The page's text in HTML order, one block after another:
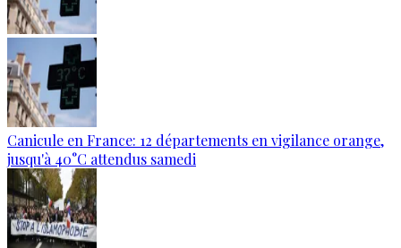
Canicule en France: 12 départements en vigilance orange,
jusqu'à 40°C attendus samedi